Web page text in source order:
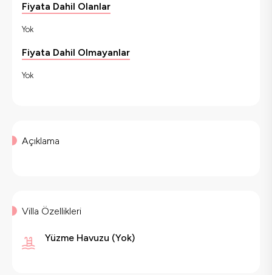
Fiyata Dahil Olanlar
Yok
Fiyata Dahil Olmayanlar
Yok
Açıklama
Villa Özellikleri
Yüzme Havuzu (Yok)